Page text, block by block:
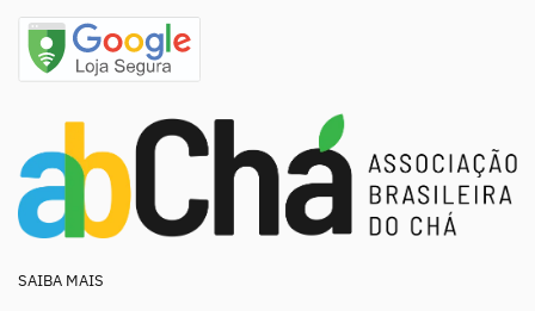
SAIBA MAIS